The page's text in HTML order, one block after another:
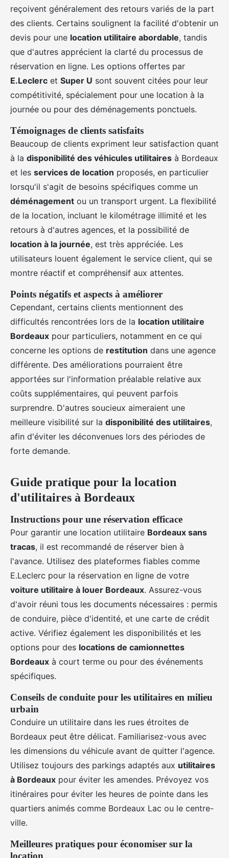
reçoivent généralement des retours variés de la part
des clients. Certains soulignent la facilité d'obtenir un
devis pour une location utilitaire abordable, tandis
que d'autres apprécient la clarté du processus de
réservation en ligne. Les options offertes par
E.Leclerc et Super U sont souvent citées pour leur
compétitivité, spécialement pour une location à la
journée ou pour des déménagements ponctuels.
Témoignages de clients satisfaits
Beaucoup de clients expriment leur satisfaction quant
à la disponibilité des véhicules utilitaires à Bordeaux
et les services de location proposés, en particulier
lorsqu'il s'agit de besoins spécifiques comme un
déménagement ou un transport urgent. La flexibilité
de la location, incluant le kilométrage illimité et les
retours à d'autres agences, et la possibilité de
location à la journée, est très appréciée. Les
utilisateurs louent également le service client, qui se
montre réactif et compréhensif aux attentes.
Points négatifs et aspects à améliorer
Cependant, certains clients mentionnent des
difficultés rencontrées lors de la location utilitaire
Bordeaux pour particuliers, notamment en ce qui
concerne les options de restitution dans une agence
différente. Des améliorations pourraient être
apportées sur l'information préalable relative aux
coûts supplémentaires, qui peuvent parfois
surprendre. D'autres soucieux aimeraient une
meilleure visibilité sur la disponibilité des utilitaires,
afin d'éviter les déconvenues lors des périodes de
forte demande.
Guide pratique pour la location
d'utilitaires à Bordeaux
Instructions pour une réservation efficace
Pour garantir une location utilitaire Bordeaux sans
tracas, il est recommandé de réserver bien à
l'avance. Utilisez des plateformes fiables comme
E.Leclerc pour la réservation en ligne de votre
voiture utilitaire à louer Bordeaux. Assurez-vous
d'avoir réuni tous les documents nécessaires : permis
de conduire, pièce d'identité, et une carte de crédit
active. Vérifiez également les disponibilités et les
options pour des locations de camionnettes
Bordeaux à court terme ou pour des événements
spécifiques.
Conseils de conduite pour les utilitaires en milieu
urbain
Conduire un utilitaire dans les rues étroites de
Bordeaux peut être délicat. Familiarisez-vous avec
les dimensions du véhicule avant de quitter l'agence.
Utilisez toujours des parkings adaptés aux utilitaires
à Bordeaux pour éviter les amendes. Prévoyez vos
itinéraires pour éviter les heures de pointe dans les
quartiers animés comme Bordeaux Lac ou le centre-
ville.
Meilleures pratiques pour économiser sur la
location